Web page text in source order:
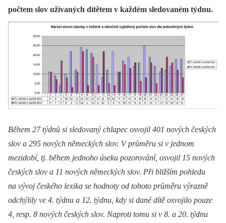
počtem slov užívaných dítětem v každém sledovaném týdnu.
Během 27 týdnů si sledovaný chlapec osvojil 401 nových českých
slov a 295 nových německých slov. V průměru si v jednom
mezidobí, tj. během jednoho úseku pozorování, osvojil 15 nových
českých slov a 11 nových německých slov. Při bližším pohledu
na vývoj českého lexika se hodnoty od tohoto průměru výrazně
odchýlily ve 4. týdnu a 12. týdnu, kdy si dané dítě osvojilo pouze
4, resp. 8 nových českých slov. Naproti tomu si v 8. a 20. týdnu